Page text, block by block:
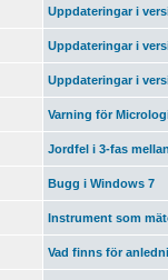
Uppdateringar i
Uppdateringar i
Uppdateringar i
Varning för
Jordfel i 3-fas
Bugg i Windows 7
Instrument som
Vad finns för